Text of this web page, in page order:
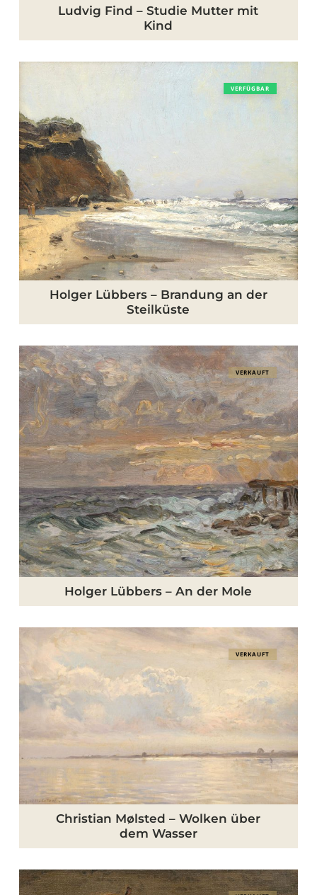
Ludvig Find – Studie Mutter mit
Kind
Steilküste
VERFÜGBAR
Holger Lübbers – Brandung an der
Steilküste
Holger
Lübbers
–
An
der
Mole
VERKAUFT
Holger Lübbers – An der Mole
Christian
–
Wolken
über
dem
Wasser
VERKAUFT
Christian Mølsted – Wolken über
dem Wasser
Niels